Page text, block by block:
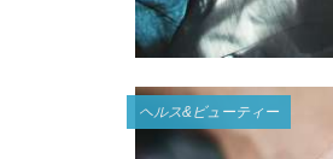
ヘルス&ビューティー